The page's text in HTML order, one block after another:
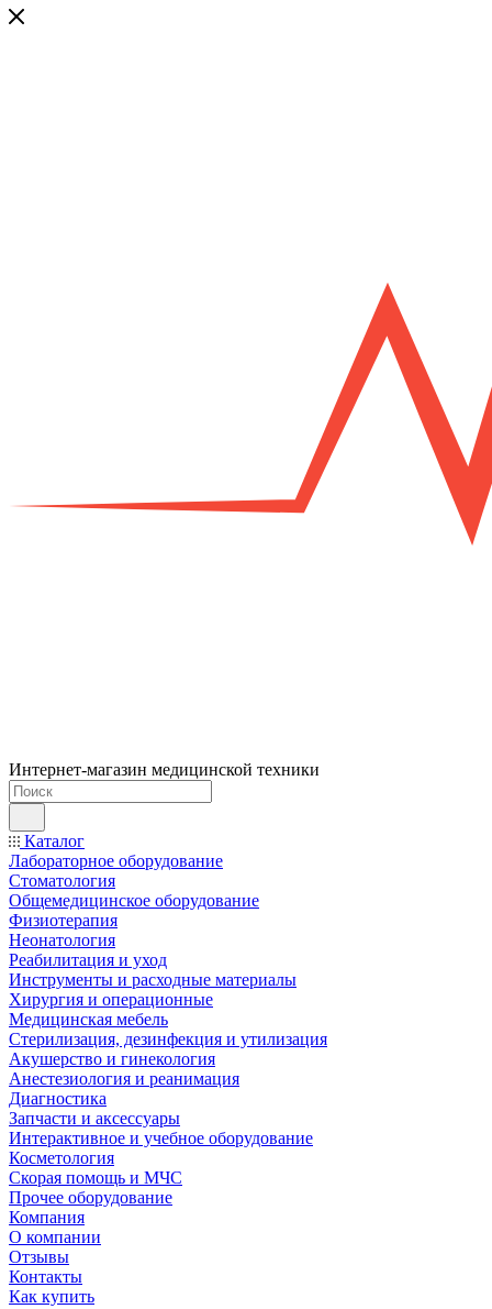
Интернет-магазин медицинской техники
Каталог
Лабораторное оборудование
Стоматология
Общемедицинское оборудование
Физиотерапия
Неонатология
Реабилитация и уход
Инструменты и расходные материалы
Хирургия и операционные
Медицинская мебель
Стерилизация, дезинфекция и утилизация
Акушерство и гинекология
Анестезиология и реанимация
Диагностика
Запчасти и аксессуары
Интерактивное и учебное оборудование
Косметология
Скорая помощь и МЧС
Прочее оборудование
Компания
О компании
Отзывы
Контакты
Как купить